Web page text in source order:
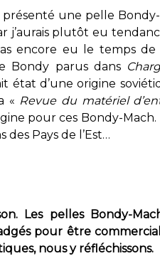
présenté une pelle
j’aurais plutôt eu
encore eu le temps
Bondy parus dans
état d’une origine
« Revue du matériel
pour ces Bondy-Mach.
Pays de l’Est…
Les pelles Bondy-
pour être
nous y réfléchissons.